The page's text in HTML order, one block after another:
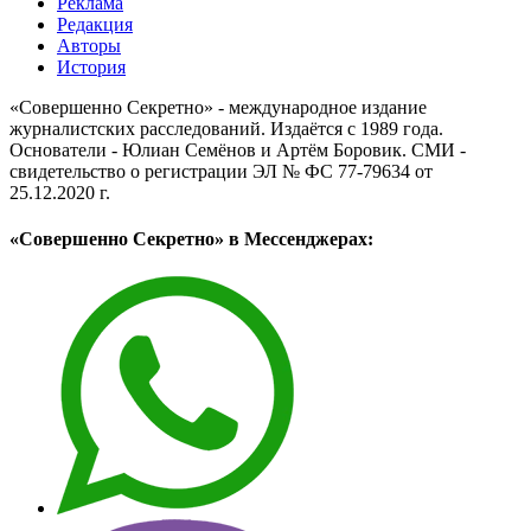
Редакция
Авторы
История
«Совершенно Секретно» - международное издание
журналистских расследований. Издаётся с 1989 года.
Основатели - Юлиан Семёнов и Артём Боровик. CМИ -
свидетельство о регистрации ЭЛ № ФС 77-79634 от
25.12.2020 г.
«Совершенно Секретно» в Мессенджерах: